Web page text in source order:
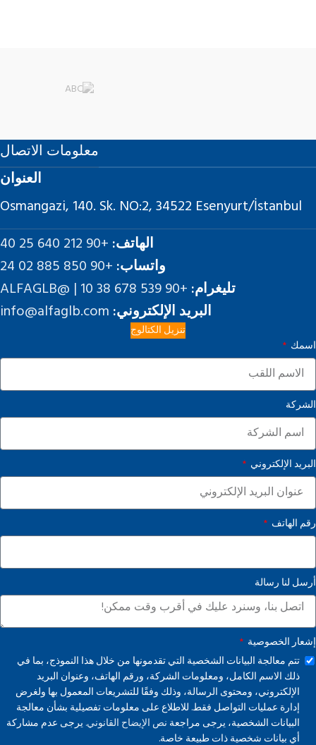
معلومات الاتصال
العنوان
Osmangazi, 140. Sk. NO:2, 34522 Esenyurt/İstanbul
الهاتف: +90 212 640 25 40
واتساب: +90 850 885 02 24
تليغرام: +90 539 678 38 10 | @ALFAGLB
البريد الإلكتروني: info@alfaglb.com
تنزيل الكتالوج
اسمك
الشركة
البريد الإلكتروني
رقم الهاتف
أرسل لنا رسالة
إشعار الخصوصية
تتم معالجة البيانات الشخصية التي تقدمونها من خلال هذا النموذج، بما في
ذلك الاسم الكامل، ومعلومات الشركة، ورقم الهاتف، وعنوان البريد
الإلكتروني، ومحتوى الرسالة، وذلك وفقًا للتشريعات المعمول بها ولغرض
إدارة عمليات التواصل فقط. للاطلاع على معلومات تفصيلية بشأن معالجة
البيانات الشخصية، يرجى مراجعة نص الإيضاح القانوني.يرجى عدم مشاركة
أي بيانات شخصية ذات طبيعة خاصة.